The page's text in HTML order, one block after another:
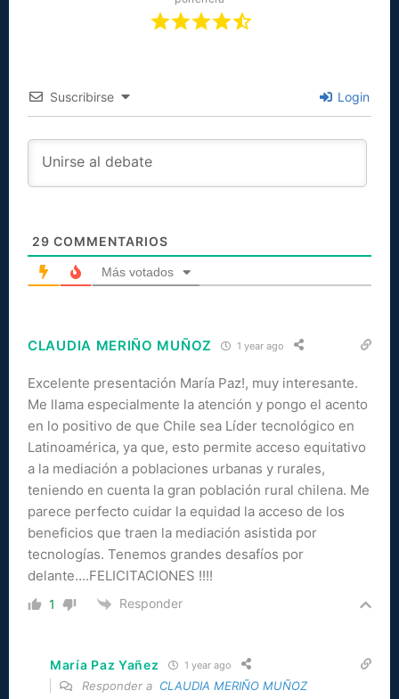
Suscribirse Login
29 COMMENTARIOS
Más votados
CLAUDIA MERIÑO MUÑOZ 1 year ago
Excelente presentación María Paz!, muy interesante.
Me llama especialmente la atención y pongo el acento
en lo positivo de que Chile sea Líder tecnológico en
Latinoamérica, ya que, esto permite acceso equitativo
a la mediación a poblaciones urbanas y rurales,
teniendo en cuenta la gran población rural chilena. Me
parece perfecto cuidar la equidad la acceso de los
beneficios que traen la mediación asistida por
tecnologías. Tenemos grandes desafíos por
delante….FELICITACIONES !!!!
1 Responder
María Paz Yañez 1 year ago
Responder a CLAUDIA MERIÑO MUÑOZ